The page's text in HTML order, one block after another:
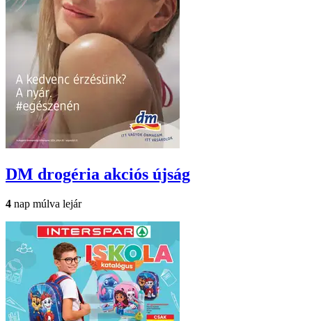
DM drogéria akciós újság
4 nap múlva lejár